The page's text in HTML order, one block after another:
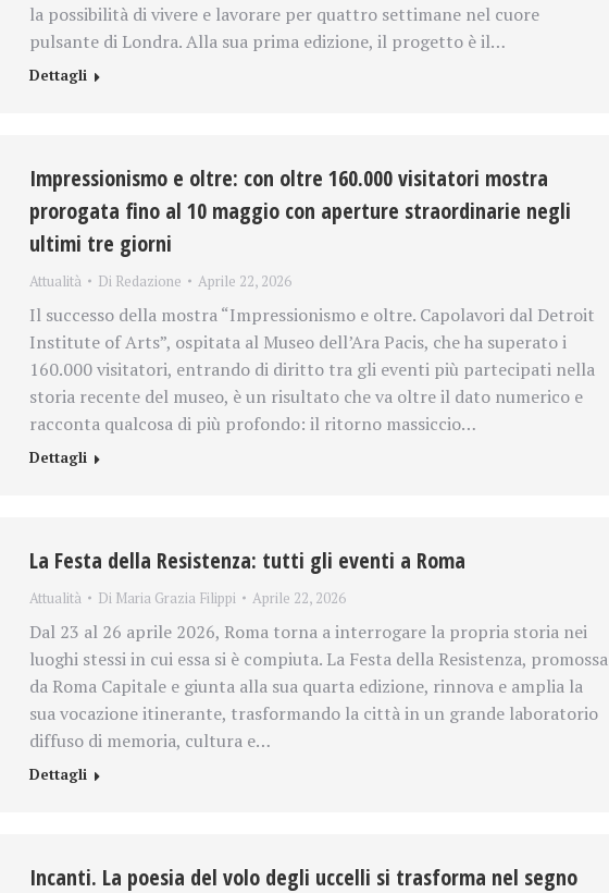
la possibilità di vivere e lavorare per quattro settimane nel cuore
pulsante di Londra. Alla sua prima edizione, il progetto è il…
Dettagli
Impressionismo e oltre: con oltre 160.000 visitatori mostra
prorogata fino al 10 maggio con aperture straordinarie negli
ultimi tre giorni
Attualità Di Redazione Aprile 22, 2026
Il successo della mostra “Impressionismo e oltre. Capolavori dal Detroit
Institute of Arts”, ospitata al Museo dell’Ara Pacis, che ha superato i
160.000 visitatori, entrando di diritto tra gli eventi più partecipati nella
storia recente del museo, è un risultato che va oltre il dato numerico e
racconta qualcosa di più profondo: il ritorno massiccio…
Dettagli
La Festa della Resistenza: tutti gli eventi a Roma
Attualità Di Maria Grazia Filippi Aprile 22, 2026
Dal 23 al 26 aprile 2026, Roma torna a interrogare la propria storia nei
luoghi stessi in cui essa si è compiuta. La Festa della Resistenza, promossa
da Roma Capitale e giunta alla sua quarta edizione, rinnova e amplia la
sua vocazione itinerante, trasformando la città in un grande laboratorio
diffuso di memoria, cultura e…
Dettagli
Incanti. La poesia del volo degli uccelli si trasforma nel segno